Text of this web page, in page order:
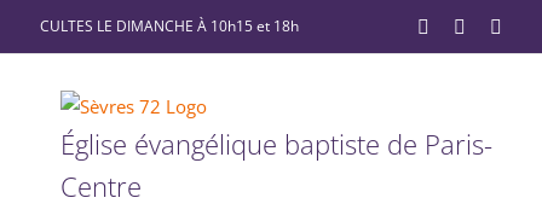
Passer
au
CULTES LE DIMANCHE À 10h15 et 18h YouTubeFacebook
Église évangélique baptiste de Paris-
Centre